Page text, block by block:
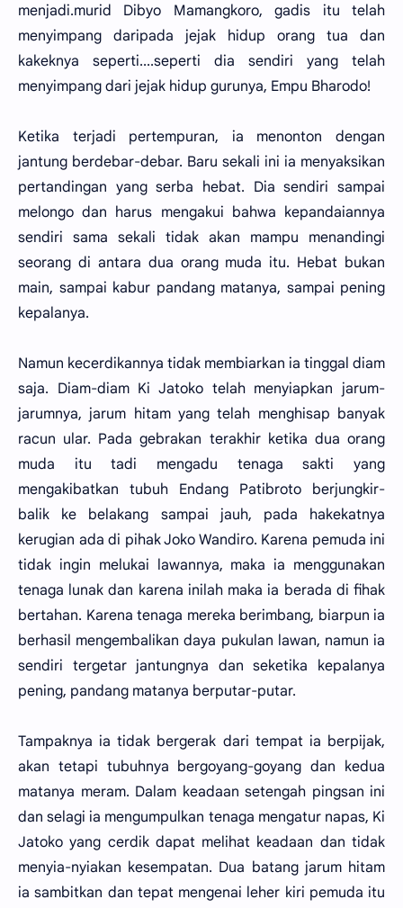
menjadi.murid Dibyo Mamangkoro, gadis itu telah
menyimpang daripada jejak hidup orang tua dan
kakeknya seperti....seperti dia sendiri yang telah
menyimpang dari jejak hidup gurunya, Empu Bharodo!
Ketika terjadi pertempuran, ia menonton dengan
jantung berdebar-debar. Baru sekali ini ia menyaksikan
pertandingan yang serba hebat. Dia sendiri sampai
melongo dan harus mengakui bahwa kepandaiannya
sendiri sama sekali tidak akan mampu menandingi
seorang di antara dua orang muda itu. Hebat bukan
main, sampai kabur pandang matanya, sampai pening
kepalanya.
Namun kecerdikannya tidak membiarkan ia tinggal diam
saja. Diam-diam Ki Jatoko telah menyiapkan jarum-
jarumnya, jarum hitam yang telah menghisap banyak
racun ular. Pada gebrakan terakhir ketika dua orang
muda itu tadi mengadu tenaga sakti yang
mengakibatkan tubuh Endang Patibroto berjungkir-
balik ke belakang sampai jauh, pada hakekatnya
kerugian ada di pihak Joko Wandiro. Karena pemuda ini
tidak ingin melukai lawannya, maka ia menggunakan
tenaga lunak dan karena inilah maka ia berada di fihak
bertahan. Karena tenaga mereka berimbang, biarpun ia
berhasil mengembalikan daya pukulan lawan, namun ia
sendiri tergetar jantungnya dan seketika kepalanya
pening, pandang matanya berputar-putar.
Tampaknya ia tidak bergerak dari tempat ia berpijak,
akan tetapi tubuhnya bergoyang-goyang dan kedua
matanya meram. Dalam keadaan setengah pingsan ini
dan selagi ia mengumpulkan tenaga mengatur napas, Ki
Jatoko yang cerdik dapat melihat keadaan dan tidak
menyia-nyiakan kesempatan. Dua batang jarum hitam
ia sambitkan dan tepat mengenai leher kiri pemuda itu